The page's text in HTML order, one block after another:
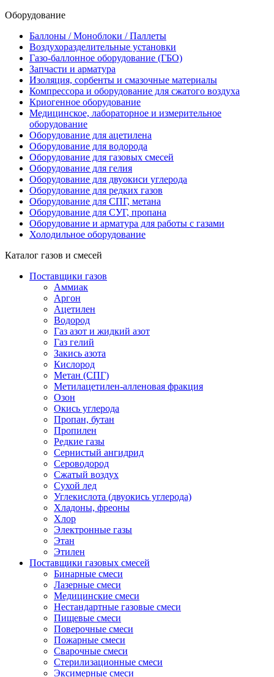
Оборудование
Баллоны / Моноблоки / Паллеты
Воздухоразделительные установки
Газо-баллонное оборудование (ГБО)
Запчасти и арматура
Изоляция, сорбенты и смазочные материалы
Компрессора и оборудование для сжатого воздуха
Криогенное оборудование
Медицинское, лабораторное и измерительное
оборудование
Оборудование для ацетилена
Оборудование для водорода
Оборудование для газовых смесей
Оборудование для гелия
Оборудование для двуокиси углерода
Оборудование для редких газов
Оборудование для СПГ, метана
Оборудование для СУГ, пропана
Оборудование и арматура для работы с газами
Холодильное оборудование
Каталог газов и смесей
Поставщики газов
Аммиак
Аргон
Ацетилен
Водород
Газ азот и жидкий азот
Газ гелий
Закись азота
Кислород
Метан (СПГ)
Метилацетилен-алленовая фракция
Озон
Окись углерода
Пропан, бутан
Пропилен
Редкие газы
Сернистый ангидрид
Сероводород
Сжатый воздух
Сухой лед
Углекислота (двуокись углерода)
Хладоны, фреоны
Хлор
Электронные газы
Этан
Этилен
Поставщики газовых смесей
Бинарные смеси
Лазерные смеси
Медицинские смеси
Нестандартные газовые смеси
Пищевые смеси
Поверочные смеси
Пожарные смеси
Сварочные смеси
Стерилизационные смеси
Эксимерные смеси